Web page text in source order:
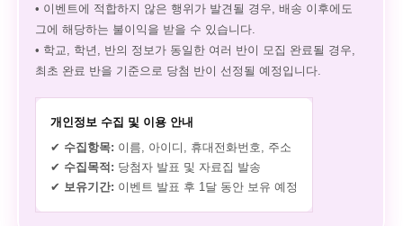
• 이벤트에 적합하지 않은 행위가 발견될 경우, 배송 이후에도
그에 해당하는 불이익을 받을 수 있습니다.
• 학교, 학년, 반의 정보가 동일한 여러 반이 모집 완료될 경우,
최초 완료 반을 기준으로 당첨 반이 선정될 예정입니다.
개인정보 수집 및 이용 안내
✔ 수집항목: 이름, 아이디, 휴대전화번호, 주소
✔ 수집목적: 당첨자 발표 및 자료집 발송
✔ 보유기간: 이벤트 발표 후 1달 동안 보유 예정